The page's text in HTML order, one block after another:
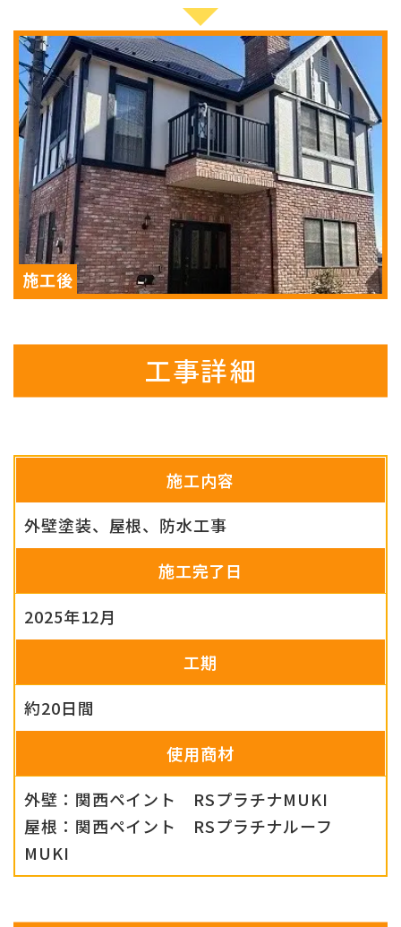
工事詳細
施工内容
外壁塗装、屋根、防水工事
施工完了日
2025年12月
工期
約20日間
使用商材
外壁：関西ペイント RSプラチナMUKI
屋根：関西ペイント RSプラチナルーフ
MUKI